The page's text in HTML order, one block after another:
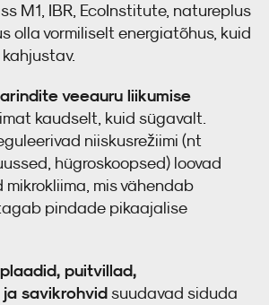
M1, IBR, EcoInstitute, natureplus
olla vormiliselt energiatõhus, kuid
veeauru liikumise
kaudselt, kuid sügavalt.
niiskusrežiimi (nt
hügroskoopsed) loovad
mis vähendab
pindade pikaajalise
puitvillad,
savikrohvidsuudavad siduda